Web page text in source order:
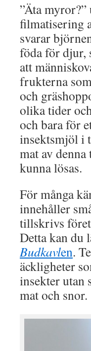
”Äta
filmatisering
svarar
föda för djur,
att
frukterna
och
olika tider
och bara för
insektsmjöl i
mat av
kunna lösas.
För många
innehåller
tillskrivs
Detta kan du
Budkavlen.
äckligheter
insekter utan
mat och snor.